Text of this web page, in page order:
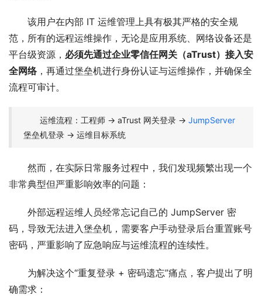
该用户在内部 IT 运维管理上具有极其严格的安全规
范，所有的远程运维操作，无论是应用系统、网络设备还是
平台级资源， 必须先通过企业零信任网关（aTrust）接入安
全网络，再通过堡垒机进行身份认证与运维操作，并确保全
流程可审计。
运维流程：工程师 → aTrust 网关登录 → JumpServer
堡垒机登录 → 运维目标系统
然而，在实际日常服务过程中，我们发现频繁出现一个
非常典型但严重影响效率的问题：
外部远程运维人员经常忘记自己的 JumpServer 密
码，导致无法进入堡垒机，需要客户手动登录后台重置账号
密码，严重影响了应急响应与运维流程的连续性。
为解决这个“重复登录 + 密码遗忘”痛点，客户提出了明
确需求：